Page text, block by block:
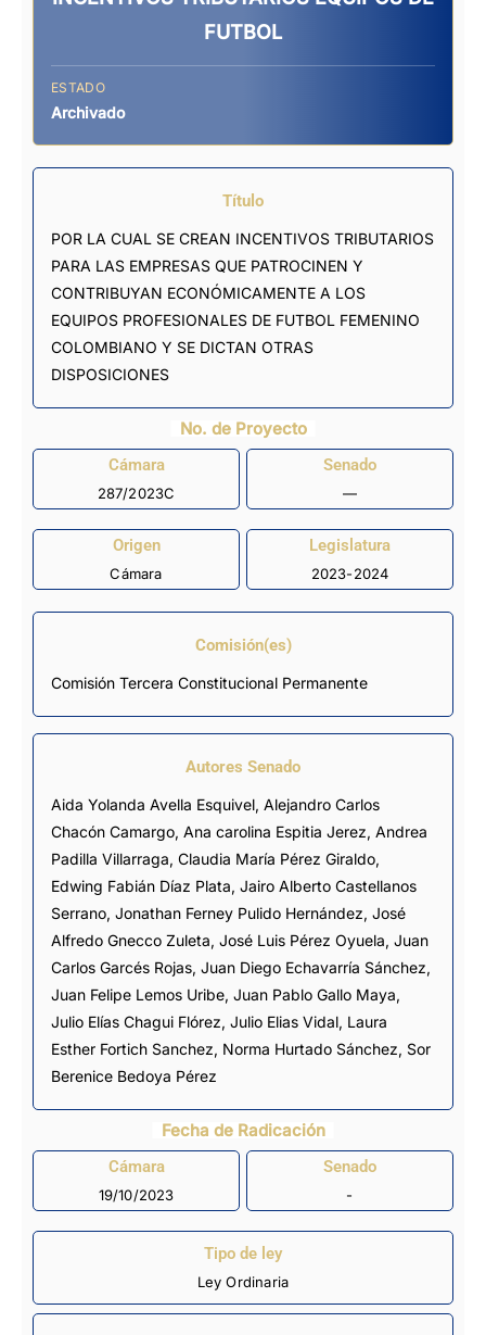
FUTBOL
ESTADO
Archivado
Título
POR LA CUAL SE CREAN INCENTIVOS TRIBUTARIOS
PARA LAS EMPRESAS QUE PATROCINEN Y
CONTRIBUYAN ECONÓMICAMENTE A LOS
EQUIPOS PROFESIONALES DE FUTBOL FEMENINO
COLOMBIANO Y SE DICTAN OTRAS
DISPOSICIONES
No. de Proyecto
Cámara
287/2023C
Senado
—
Origen
Cámara
Legislatura
2023-2024
Comisión(es)
Comisión Tercera Constitucional Permanente
Autores Senado
Aida Yolanda Avella Esquivel, Alejandro Carlos
Chacón Camargo, Ana carolina Espitia Jerez, Andrea
Padilla Villarraga, Claudia María Pérez Giraldo,
Edwing Fabián Díaz Plata, Jairo Alberto Castellanos
Serrano, Jonathan Ferney Pulido Hernández, José
Alfredo Gnecco Zuleta, José Luis Pérez Oyuela, Juan
Carlos Garcés Rojas, Juan Diego Echavarría Sánchez,
Juan Felipe Lemos Uribe, Juan Pablo Gallo Maya,
Julio Elías Chagui Flórez, Julio Elias Vidal, Laura
Esther Fortich Sanchez, Norma Hurtado Sánchez, Sor
Berenice Bedoya Pérez
Fecha de Radicación
Cámara
19/10/2023
Senado
-
Tipo de ley
Ley Ordinaria